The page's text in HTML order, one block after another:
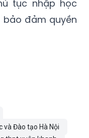
thpt xuân khanh